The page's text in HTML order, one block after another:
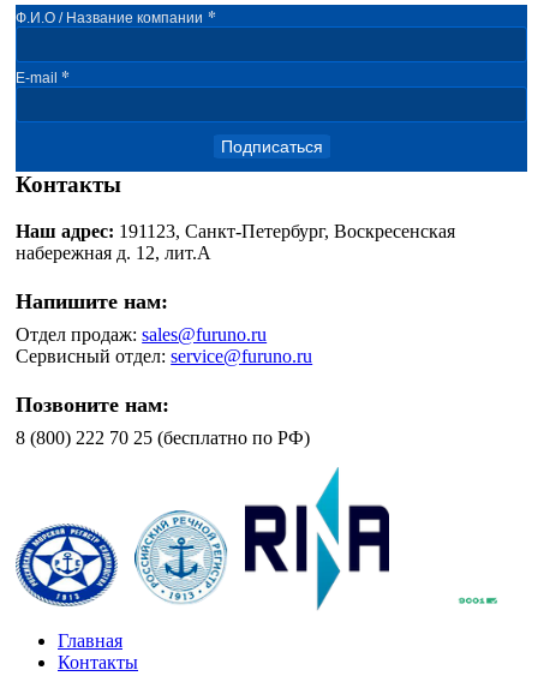
Ф.И.О / Название компании *
E-mail *
Подписаться
Контакты
Наш адрес: 191123, Санкт-Петербург, Воскресенская
набережная д. 12, лит.А
Напишите нам:
Отдел продаж:sales@furuno.ru
Сервисный отдел:service@furuno.ru
Позвоните нам:
8 (800) 222 70 25 (бесплатно по РФ)
Главная
Контакты